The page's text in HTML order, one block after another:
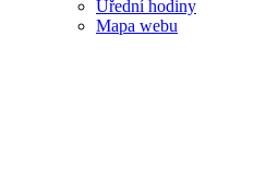
Úřední hodiny
Mapa webu